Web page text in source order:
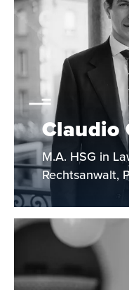
Claudio
M.A. HSG in
Rechtsanwalt,